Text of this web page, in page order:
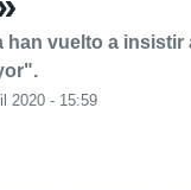
han vuelto a
2020 - 15:59